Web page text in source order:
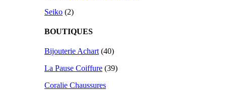
Seiko (2)
BOUTIQUES
Bijouterie Achart (40)
La Pause Coiffure (39)
Coralie Chaussures